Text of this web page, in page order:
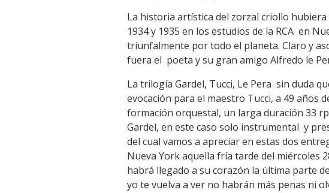
La historia artística del zorzal criollo
1934 y 1935 en los estudios de la RCA en
triunfalmente por todo el planeta. Claro y
fuera el poeta y su gran amigo Alfredo le
La trilogía Gardel, Tucci, Le Pera sin duda
evocación para el maestro Tucci, a 49 años
formación orquestal, un larga duración 33
Gardel, en este caso solo instrumental y
del cual vamos a apreciar en estas dos
Nueva York aquella fría tarde del miércoles
habrá llegado a su corazón la última parte
yo te vuelva a ver no habrán más penas ni